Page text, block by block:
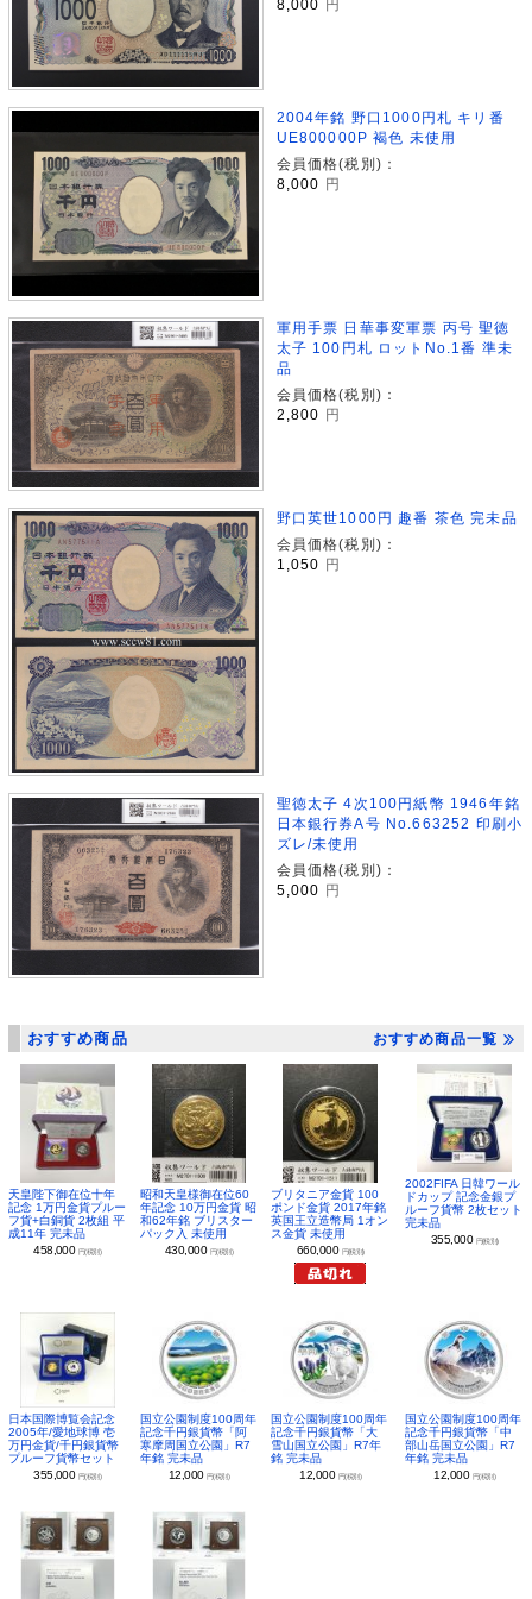
8,000 円
2004年銘 野口1000円札 キリ番
UE800000P 褐色 未使用
会員価格(税別)：
8,000 円
軍用手票 日華事変軍票 丙号 聖徳
太子 100円札 ロットNo.1番 準未
品
会員価格(税別)：
2,800 円
野口英世1000円 趣番 茶色 完未品
会員価格(税別)：
1,050
円
聖徳太子 4次100円紙幣 1946年銘
日本銀行券A号 No.663252 印刷小
ズレ/未使用
会員価格(税別)：
5,000
円
おすすめ商品 おすすめ商品一覧
天皇陛下御在位十年
記念 1万円金貨プルー
フ貨+白銅貨 2枚組 平
成11年 完未品
458,000 円(税別)
昭和天皇様御在位60
年記念 10万円金貨 昭
和62年銘 ブリスター
パック入 未使用
430,000 円(税別)
ブリタニア金貨 100
ポンド金貨 2017年銘
英国王立造幣局 1オン
ス金貨 未使用
660,000 円(税別)
2002FIFA 日韓ワール
ドカップ 記念金銀プ
ルーフ貨幣 2枚セット
完未品
355,000 円(税別)
日本国際博覧会記念
2005年/愛地球博 壱
万円金貨/千円銀貨幣
プルーフ貨幣セット
355,000 円(税別)
国立公園制度100周年
記念千円銀貨幣「阿
寒摩周国立公園」R7
年銘 完未品
12,000 円(税別)
国立公園制度100周年
記念千円銀貨幣「大
雪山国立公園」R7年
銘 完未品
12,000 円(税別)
国立公園制度100周年
記念千円銀貨幣「中
部山岳国立公園」R7
年銘 完未品
12,000 円(税別)